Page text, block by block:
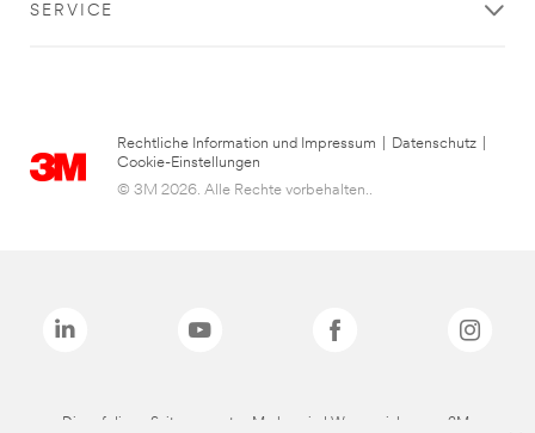
SERVICE
Rechtliche Information und Impressum Datenschutz
Cookie-Einstellungen
© 3M 2026. Alle Rechte vorbehalten..
Die auf dieser Seite genannten Marken sind Warenzeichen von 3M.